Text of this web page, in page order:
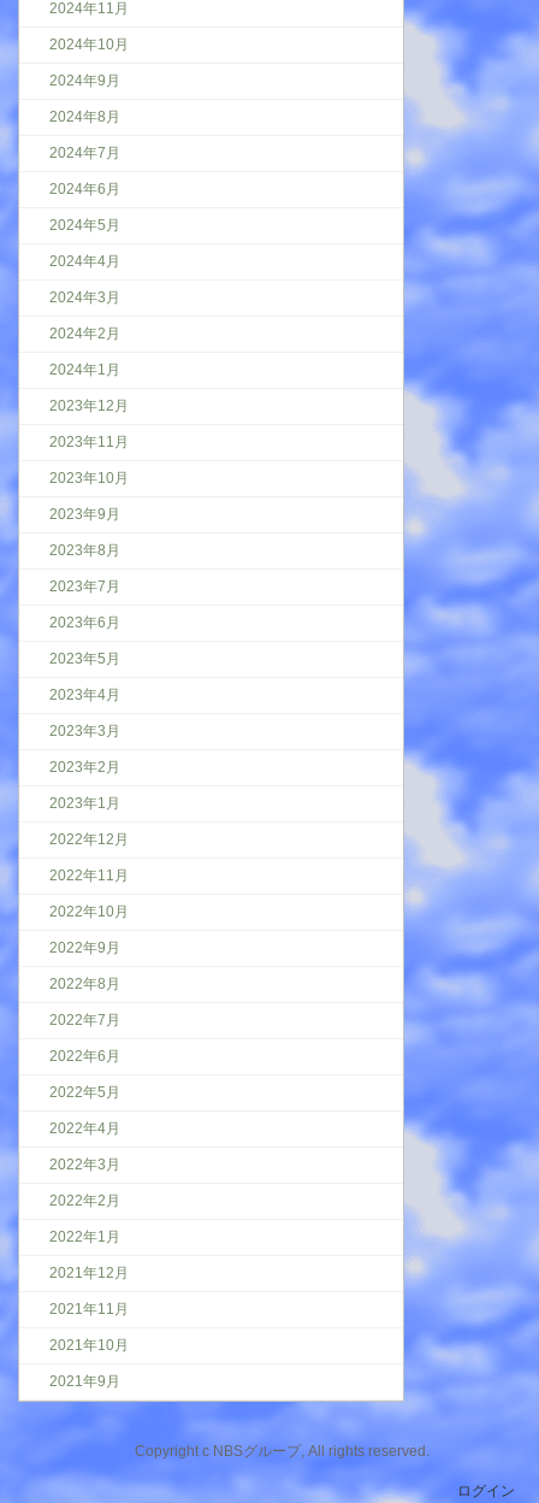
2024年11月
2024年10月
2024年9月
2024年8月
2024年7月
2024年6月
2024年5月
2024年4月
2024年3月
2024年2月
2024年1月
2023年12月
2023年11月
2023年10月
2023年9月
2023年8月
2023年7月
2023年6月
2023年5月
2023年4月
2023年3月
2023年2月
2023年1月
2022年12月
2022年11月
2022年10月
2022年9月
2022年8月
2022年7月
2022年6月
2022年5月
2022年4月
2022年3月
2022年2月
2022年1月
2021年12月
2021年11月
2021年10月
2021年9月
Copyright c NBSグループ, All rights reserved.
ログイン